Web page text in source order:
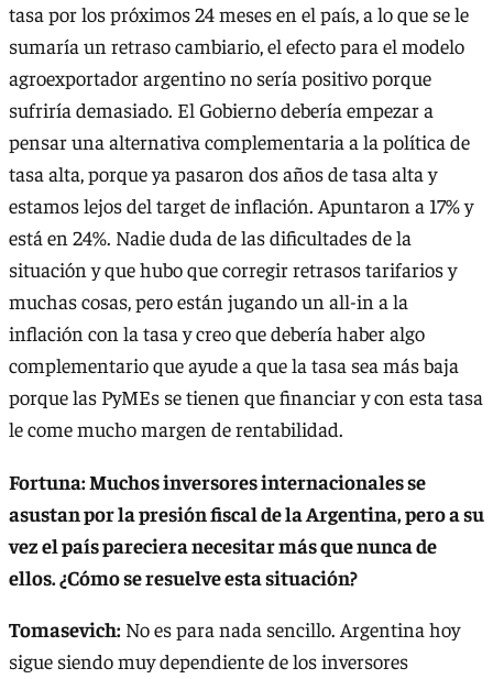
tasa por los próximos 24 meses en el país, a lo que se le
sumaría un retraso cambiario, el efecto para el modelo
agroexportador argentino no sería positivo porque
sufriría demasiado. El Gobierno debería empezar a
pensar una alternativa complementaria a la política de
tasa alta, porque ya pasaron dos años de tasa alta y
estamos lejos del target de inflación. Apuntaron a 17% y
está en 24%. Nadie duda de las dificultades de la
situación y que hubo que corregir retrasos tarifarios y
muchas cosas, pero están jugando un all-in a la
inflación con la tasa y creo que debería haber algo
complementario que ayude a que la tasa sea más baja
porque las PyMEs se tienen que financiar y con esta tasa
le come mucho margen de rentabilidad.
Fortuna: Muchos inversores internacionales se
asustan por la presión fiscal de la Argentina, pero a su
vez el país pareciera necesitar más que nunca de
ellos. ¿Cómo se resuelve esta situación?
Tomasevich: No es para nada sencillo. Argentina hoy
sigue siendo muy dependiente de los inversores